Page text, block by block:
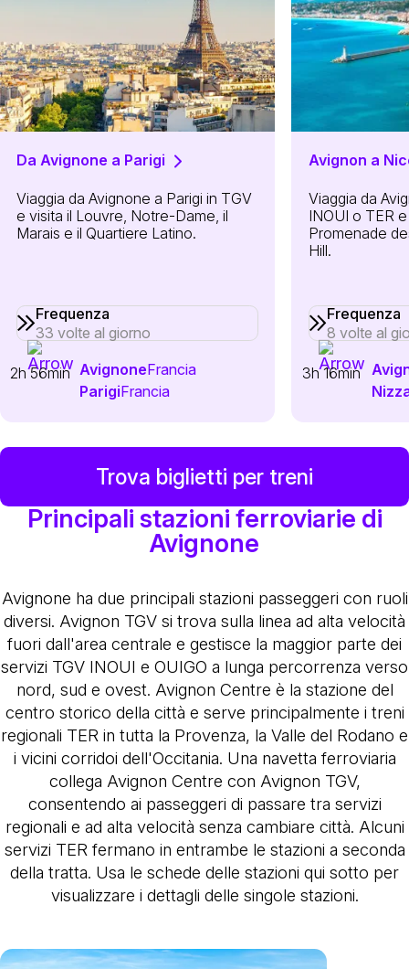
Da Avignone a Parigi
Viaggia da Avignone a Parigi in TGV
e visita il Louvre, Notre-Dame, il
Marais e il Quartiere Latino.
Frequenza
33 volte al giorno
AvignoneFrancia
2h 56min
ParigiFrancia
Avignon a
Viaggia da
INOUI o TER
Promenade
Hill.
Frequenza
8 volte al
3h 16min
Trova biglietti per treni
Principali stazioni ferroviarie di
Avignone
Avignone ha due principali stazioni passeggeri con ruoli
diversi. Avignon TGV si trova sulla linea ad alta velocità
fuori dall'area centrale e gestisce la maggior parte dei
servizi TGV INOUI e OUIGO a lunga percorrenza verso
nord, sud e ovest. Avignon Centre è la stazione del
centro storico della città e serve principalmente i treni
regionali TER in tutta la Provenza, la Valle del Rodano e
i vicini corridoi dell'Occitania. Una navetta ferroviaria
collega Avignon Centre con Avignon TGV,
consentendo ai passeggeri di passare tra servizi
regionali e ad alta velocità senza cambiare città. Alcuni
servizi TER fermano in entrambe le stazioni a seconda
della tratta. Usa le schede delle stazioni qui sotto per
visualizzare i dettagli delle singole stazioni.